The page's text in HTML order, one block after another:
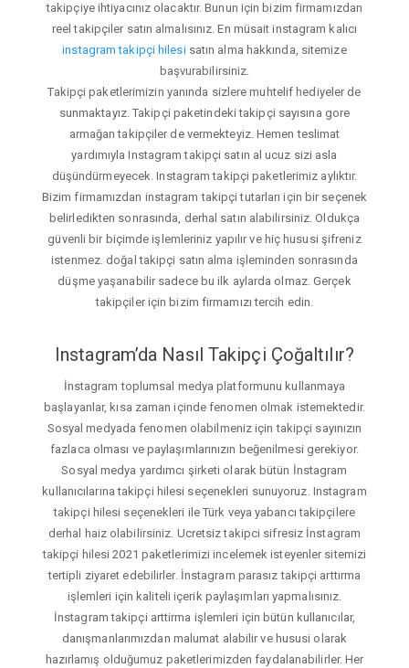
takipçiye ihtiyacınız olacaktır. Bunun için bizim firmamızdan
reel takipçiler satın almalısınız. En müsait instagram kalıcı
instagram takipçi hilesisatın alma hakkında, sitemize
başvurabilirsiniz.
Takipçi paketlerimizin yanında sizlere muhtelif hediyeler de
sunmaktayız. Takipçi paketindeki takipçi sayısına gore
armağan takipçiler de vermekteyiz. Hemen teslimat
yardımıyla Instagram takipçi satın al ucuz sizi asla
düşündürmeyecek. Instagram takipçi paketlerimiz aylıktır.
Bizim firmamızdan instagram takipçi tutarları için bir seçenek
belirledikten sonrasında, derhal satın alabilirsiniz. Oldukça
güvenli bir biçimde işlemleriniz yapılır ve hiç hususi şifreniz
istenmez. doğal takipçi satın alma işleminden sonrasında
düşme yaşanabilir sadece bu ilk aylarda olmaz. Gerçek
takipçiler için bizim firmamızı tercih edin.
Instagram’da Nasıl Takipçi Çoğaltılır?
İnstagram toplumsal medya platformunu kullanmaya
başlayanlar, kısa zaman içinde fenomen olmak istemektedir.
Sosyal medyada fenomen olabilmeniz için takipçi sayınızın
fazlaca olması ve paylaşımlarınızın beğenilmesi gerekiyor.
Sosyal medya yardımcı şirketi olarak bütün İnstagram
kullanıcılarına takipçi hilesi seçenekleri sunuyoruz. Instagram
takipçi hilesi seçenekleri ile Türk veya yabancı takipçilere
derhal haiz olabilirsiniz. Ucretsiz takipci sifresiz İnstagram
takipçi hilesi 2021 paketlerimizi incelemek isteyenler sitemizi
tertipli ziyaret edebilirler. İnstagram parasız takipçi arttırma
işlemleri için kaliteli içerik paylaşımları yapmalısınız.
İnstagram takipçi arttirma işlemleri için bütün kullanıcılar,
danışmanlarımızdan malumat alabilir ve hususi olarak
hazırlamış olduğumuz paketlerimizden faydalanabilirler. Her